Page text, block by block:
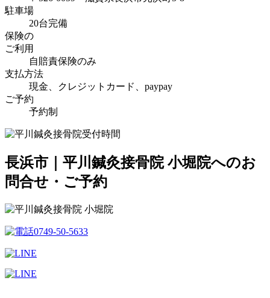
駐車場
20台完備
保険の
ご利用
自賠責保険のみ
支払方法
現金、クレジットカード、paypay
ご予約
予約制
長浜市｜平川鍼灸接骨院 小堀院へのお
問合せ・ご予約